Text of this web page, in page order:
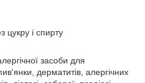
цукру і спирту
засоби для
дерматитів, алергічних